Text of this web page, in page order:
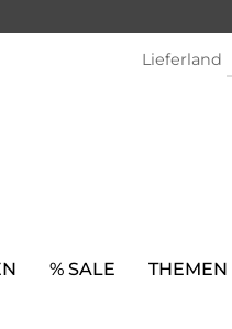
Lieferland
% SALE THEMEN